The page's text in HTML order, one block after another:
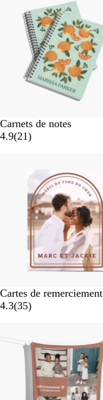
Carnets de notes
4.9(21)
Cartes de remerciement
4.3(35)